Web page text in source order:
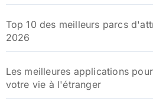
Top 10 des meilleurs parcs
2026
Les meilleures applications
votre vie à l'étranger